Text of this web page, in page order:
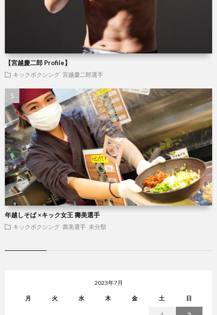
【宮越慶二郎 Profile】
キックボクシング 宮越慶二郎選手
年越しそば ×キック女王 壽美選手
キックボクシング 壽美選手 未分類
2023年7月
月 火 水 木 金 土 日